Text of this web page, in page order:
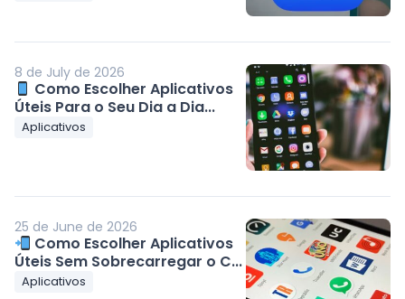
8 de July de 2026
Como Escolher Aplicativos
Úteis Para o Seu Dia a Dia...
Aplicativos
25 de June de 2026
Como Escolher Aplicativos
Úteis Sem Sobrecarregar o C...
Aplicativos